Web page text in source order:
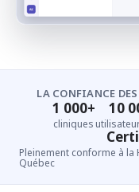
LA CONFIANCE
1 000+
cliniques
10
Pleinement conforme à la
Québec